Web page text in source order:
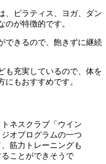
、ピラティス、ヨガ、ダン
のが特徴的です。
できるので、飽きずに継続
も充実しているので、体を
もおすすめです。
ネスクラブ「ウイン
オプログラムの一つ
筋力トレーニングも
ことができそうで